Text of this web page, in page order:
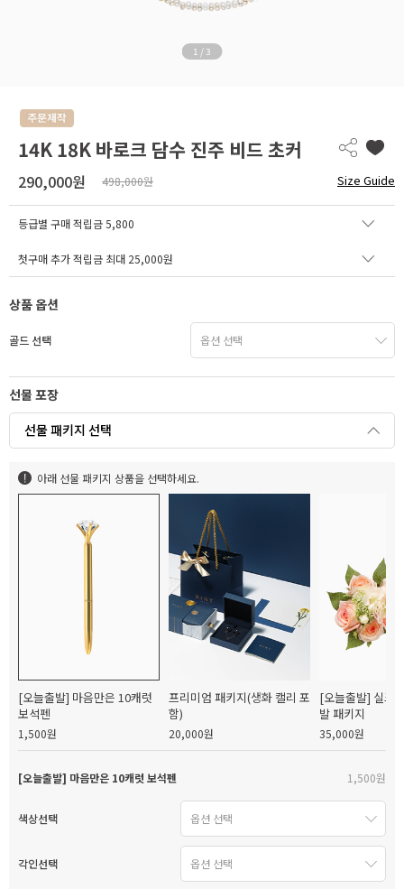
1 / 3
14K 18K 바로크 담수 진주 비드 초커
290,000원 498,000원 Size Guide
등급별 구매 적립금5,800
첫구매 추가 적립금 최대 25,000원
상품 옵션
골드 선택
선물 포장
선물 패키지 선택
아래 선물 패키지 상품을 선택하세요.
[오늘출발] 마음만은 10캐럿
보석펜
1,500원
프리미엄 패키지(생화 캘리 포
함)
20,000원
[오늘출발] 실크
발 패키지
35,000원
[오늘출발] 마음만은 10캐럿 보석펜 1,500원
색상선택
각인선택